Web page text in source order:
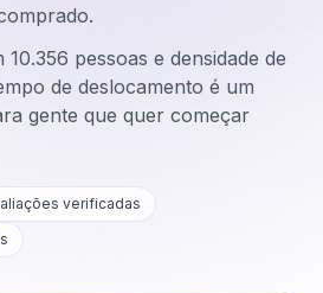
pessoas e densidade de
de deslocamento é um
gente que quer começar
verificadas